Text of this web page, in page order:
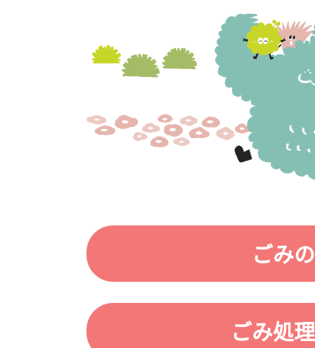
ごみ
ごみ処